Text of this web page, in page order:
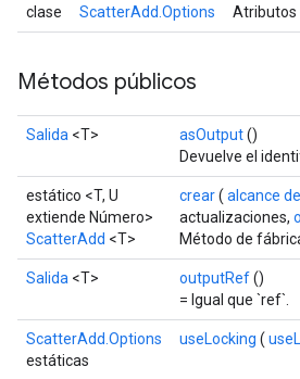
clase ScatterAdd.Options Atributos
Métodos públicos
Salida <T> asOutput()
Devuelve el
estático <T, U
extiende Número>
ScatterAdd <T>
crear( alcance de
actualizaciones,
Método de
Salida <T> outputRef()
= Igual que `ref`.
ScatterAdd.Options
estáticas
useLocking (